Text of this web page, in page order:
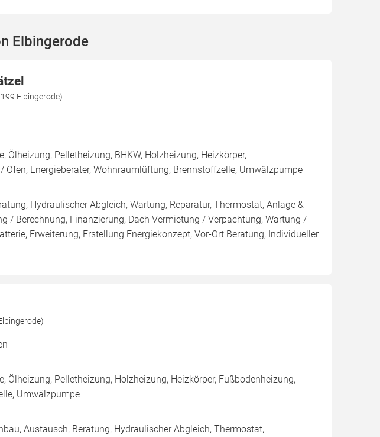
Elbingerode
Elbingerode)
Ölheizung, Pelletheizung, BHKW, Holzheizung, Heizkörper,
Energieberater, Wohnraumlüftung, Brennstoffzelle, Umwälzpumpe
Hydraulischer Abgleich, Wartung, Reparatur, Thermostat, Anlage &
/ Berechnung, Finanzierung, Dach Vermietung / Verpachtung, Wartung /
Erweiterung, Erstellung Energiekonzept, Vor-Ort Beratung, Individueller
Ölheizung, Pelletheizung, Holzheizung, Heizkörper, Fußbodenheizung,
Umwälzpumpe
Austausch, Beratung, Hydraulischer Abgleich, Thermostat,